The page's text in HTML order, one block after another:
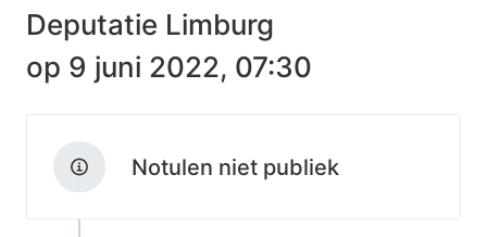
Deputatie Limburg
op 9 juni 2022, 07:30
Notulen niet publiek